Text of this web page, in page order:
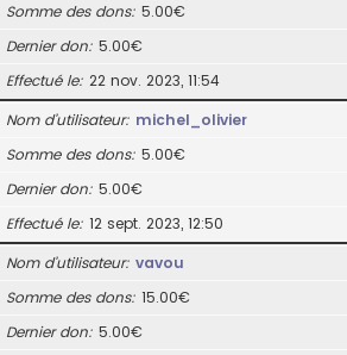
Somme des dons 5.00€
Dernier don 5.00€
Effectué le 22 nov. 2023, 11:54
Nom d’utilisateur michel_olivier
Somme des dons 5.00€
Dernier don 5.00€
Effectué le 12 sept. 2023, 12:50
Nom d’utilisateur vavou
Somme des dons 15.00€
Dernier don 5.00€